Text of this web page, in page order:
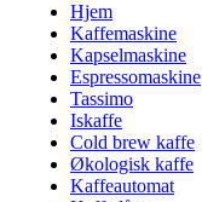
Hjem
Kaffemaskine
Kapselmaskine
Espressomaskine
Tassimo
Iskaffe
Cold brew kaffe
Økologisk kaffe
Kaffeautomat